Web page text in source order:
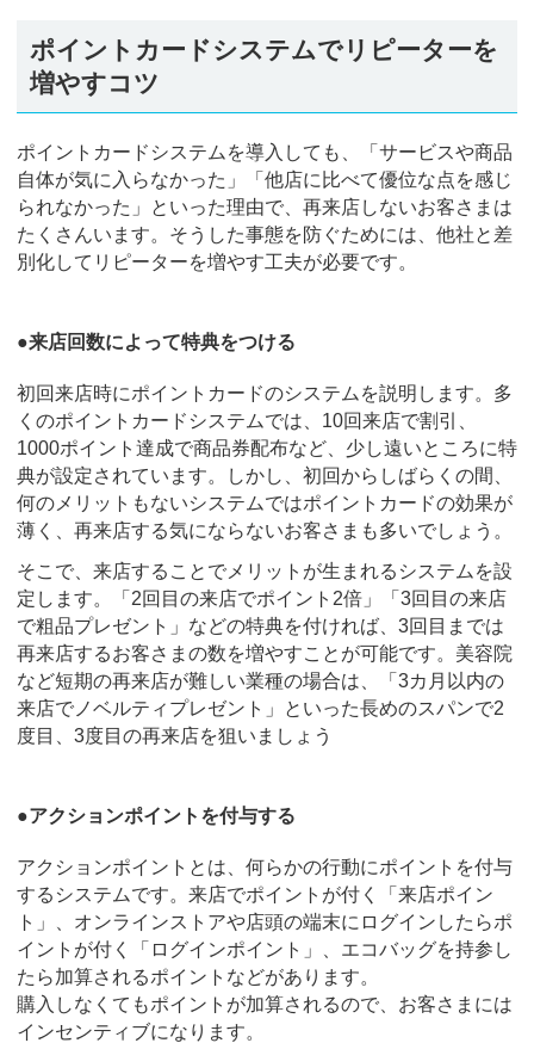
ポイントカードシステムでリピーターを
増やすコツ
ポイントカードシステムを導入しても、「サービスや商品
自体が気に入らなかった」「他店に比べて優位な点を感じ
られなかった」といった理由で、再来店しないお客さまは
たくさんいます。そうした事態を防ぐためには、他社と差
別化してリピーターを増やす工夫が必要です。
●来店回数によって特典をつける
初回来店時にポイントカードのシステムを説明します。多
くのポイントカードシステムでは、10回来店で割引、
1000ポイント達成で商品券配布など、少し遠いところに特
典が設定されています。しかし、初回からしばらくの間、
何のメリットもないシステムではポイントカードの効果が
薄く、再来店する気にならないお客さまも多いでしょう。
そこで、来店することでメリットが生まれるシステムを設
定します。「2回目の来店でポイント2倍」「3回目の来店
で粗品プレゼント」などの特典を付ければ、3回目までは
再来店するお客さまの数を増やすことが可能です。美容院
など短期の再来店が難しい業種の場合は、「3カ月以内の
来店でノベルティプレゼント」といった長めのスパンで2
度目、3度目の再来店を狙いましょう
●アクションポイントを付与する
アクションポイントとは、何らかの行動にポイントを付与
するシステムです。来店でポイントが付く「来店ポイン
ト」、オンラインストアや店頭の端末にログインしたらポ
イントが付く「ログインポイント」、エコバッグを持参し
たら加算されるポイントなどがあります。
購入しなくてもポイントが加算されるので、お客さまには
インセンティブになります。